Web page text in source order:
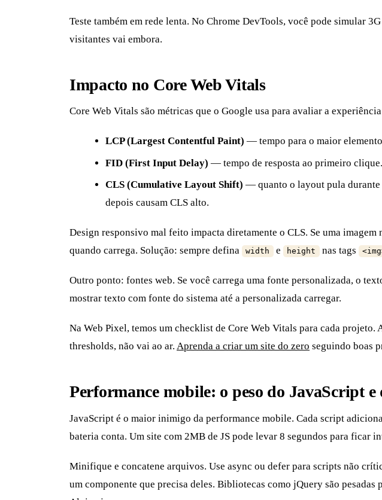
Teste também em rede lenta. No Chrome DevTools, você pode simular
visitantes vai embora.
Impacto no Core Web Vitals
Core Web Vitals são métricas que o Google usa para avaliar a
LCP (Largest Contentful Paint) — tempo para o maior
FID (First Input Delay) — tempo de resposta ao primeiro
CLS (Cumulative Layout Shift) — quanto o layout pula durante
depois causam CLS alto.
Design responsivo mal feito impacta diretamente o CLS. Se uma
quando carrega. Solução: sempre defina
width e height nas tags
Outro ponto: fontes web. Se você carrega uma fonte personalizada, o
mostrar texto com fonte do sistema até a personalizada carregar.
Na Web Pixel, temos um checklist de Core Web Vitals para cada projeto.
thresholds, não vai ao ar. Aprenda a criar um site do zero seguindo boas
Performance mobile: o peso do JavaScript e
JavaScript é o maior inimigo da performance mobile. Cada script
bateria conta. Um site com 2MB de JS pode levar 8 segundos para ficar
Minifique e concatene arquivos. Use async ou defer para scripts não
um componente que precisa deles. Bibliotecas como jQuery são